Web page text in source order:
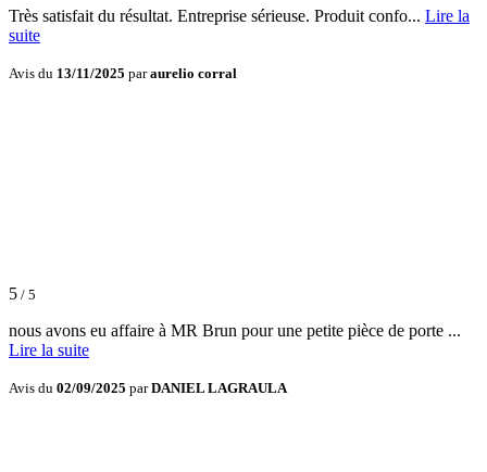
Très satisfait du résultat. Entreprise sérieuse. Produit confo... Lire la
suite
Avis du 13/11/2025 paraurelio corral
5 / 5
nous avons eu affaire à MR Brun pour une petite pièce de porte ...
Lire la suite
Avis du 02/09/2025 parDANIEL LAGRAULA